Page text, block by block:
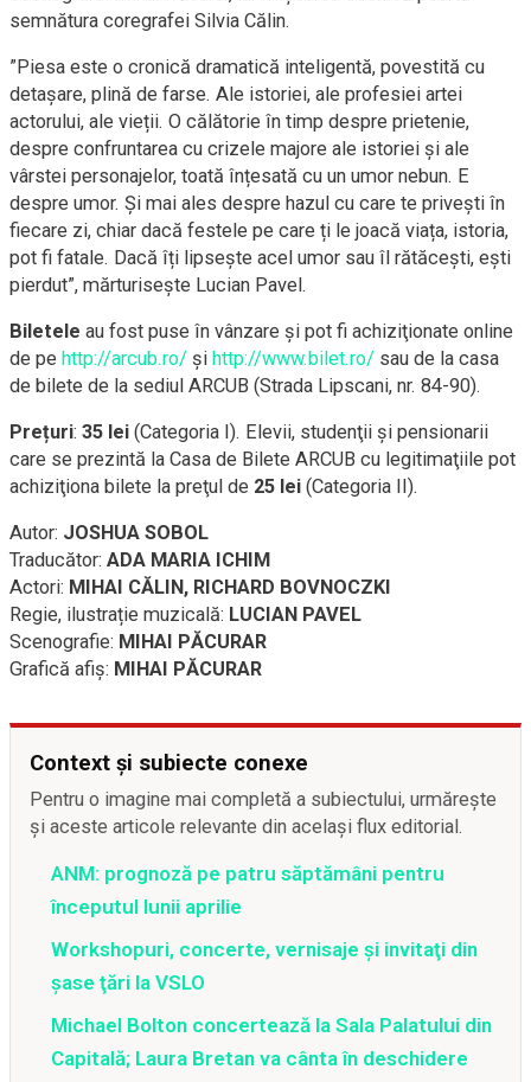
semnătura coregrafei Silvia Călin.
”Piesa este o cronică dramatică inteligentă, povestită cu
detașare, plină de farse. Ale istoriei, ale profesiei artei
actorului, ale vieții. O călătorie în timp despre prietenie,
despre confruntarea cu crizele majore ale istoriei și ale
vârstei personajelor, toată înțesată cu un umor nebun. E
despre umor. Și mai ales despre hazul cu care te privești în
fiecare zi, chiar dacă festele pe care ți le joacă viața, istoria,
pot fi fatale. Dacă îți lipsește acel umor sau îl rătăcești, ești
pierdut”, mărturisește Lucian Pavel.
Biletele au fost puse în vânzare și pot fi achiziţionate online
de pe http://arcub.ro/ și http://www.bilet.ro/ sau de la casa
de bilete de la sediul ARCUB (Strada Lipscani, nr. 84-90).
Prețuri: 35 lei (Categoria I). Elevii, studenţii și pensionarii
care se prezintă la Casa de Bilete ARCUB cu legitimaţiile pot
achiziţiona bilete la preţul de 25 lei (Categoria II).
Autor: JOSHUA SOBOL
Traducător: ADA MARIA ICHIM
Actori: MIHAI CĂLIN, RICHARD BOVNOCZKI
Regie, ilustrație muzicală: LUCIAN PAVEL
Scenografie: MIHAI PĂCURAR
Grafică afiș: MIHAI PĂCURAR
Context și subiecte conexe
Pentru o imagine mai completă a subiectului, urmărește
și aceste articole relevante din același flux editorial.
ANM: prognoză pe patru săptămâni pentru
începutul lunii aprilie
Workshopuri, concerte, vernisaje şi invitaţi din
şase ţări la VSLO
Michael Bolton concertează la Sala Palatului din
Capitală; Laura Bretan va cânta în deschidere